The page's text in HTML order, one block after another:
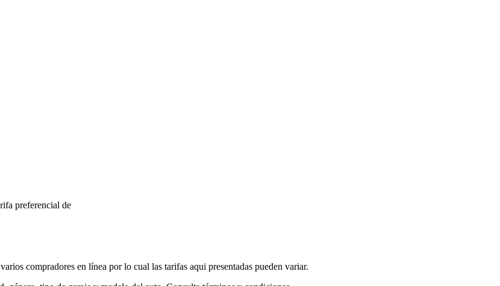
preferencial de
compradores en línea por lo cual las tarifas aqui presentadas pueden variar.